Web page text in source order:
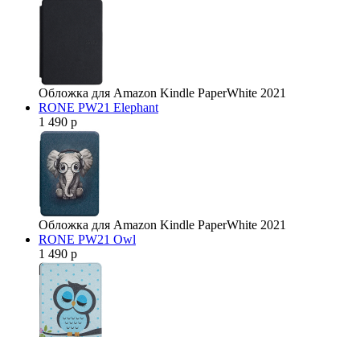
Обложка для Amazon Kindle PaperWhite 2021
RONE PW21 Elephant
1 490 р
Обложка для Amazon Kindle PaperWhite 2021
RONE PW21 Owl
1 490 р